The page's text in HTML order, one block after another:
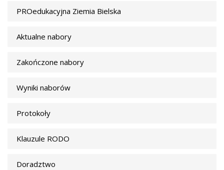
PROedukacyjna Ziemia Bielska
Aktualne nabory
Zakończone nabory
Wyniki naborów
Protokoły
Klauzule RODO
Doradztwo